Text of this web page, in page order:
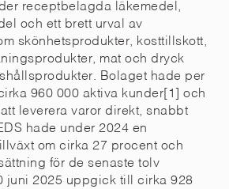
receptbelagda läkemedel,
och ett brett urval av
skönhetsprodukter, kosttillskott,
mat och dryck
Bolaget hade per
960 000 aktiva kunder[1] och
leverera varor direkt, snabbt
hade under 2024 en
om cirka 27 procent och
för de senaste tolv
juni 2025 uppgick till cirka 928